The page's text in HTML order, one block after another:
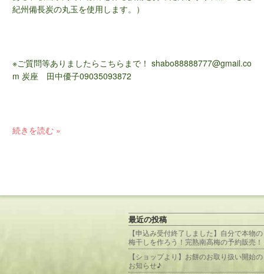
紀州備長炭の丸玉を使用します。）
※ご質問等ありましたらこちらまで！ shabo88888777@gmail.co
m 炭座 田中優子09035093872
続きを読む »
最近の投稿
【申込み受付終了しました】自分で本物の
梅干しを作ろう！完熟南高梅の予約販売！
【ショップより】お餅のお取り扱い開始の
お知らせ♪